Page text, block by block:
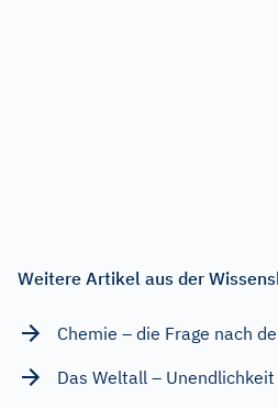
Weitere Artikel aus der
Chemie – die Frage nach
Das Weltall –